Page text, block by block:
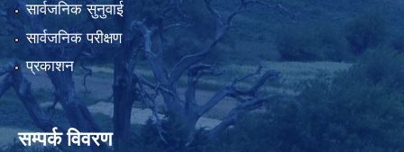
सार्वजनिक सुनुवाई
सार्वजनिक परीक्षण
प्रकाशन
सम्पर्क विवरण